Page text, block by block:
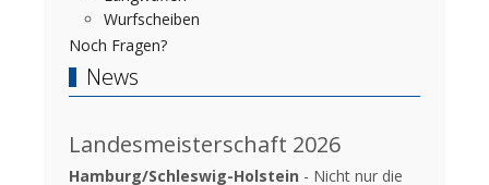
Wurfscheiben
Noch Fragen?
News
Landesmeisterschaft 2026
Hamburg/Schleswig-Holstein - Nicht nur die